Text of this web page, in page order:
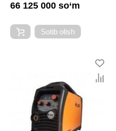
66 125 000 so‘m
Sotib olish